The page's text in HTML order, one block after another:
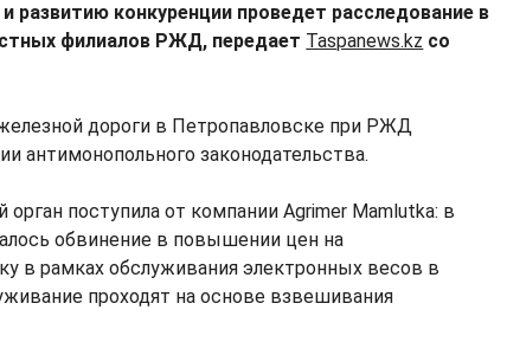
развитию конкуренции проведет расследование в
филиалов РЖД, передает Taspanews.kz со
дороги в Петропавловске при РЖД
антимонопольного законодательства.
поступила от компании Agrimer Mamlutka: в
обвинение в повышении цен на
в рамках обслуживания электронных весов в
проходят на основе взвешивания